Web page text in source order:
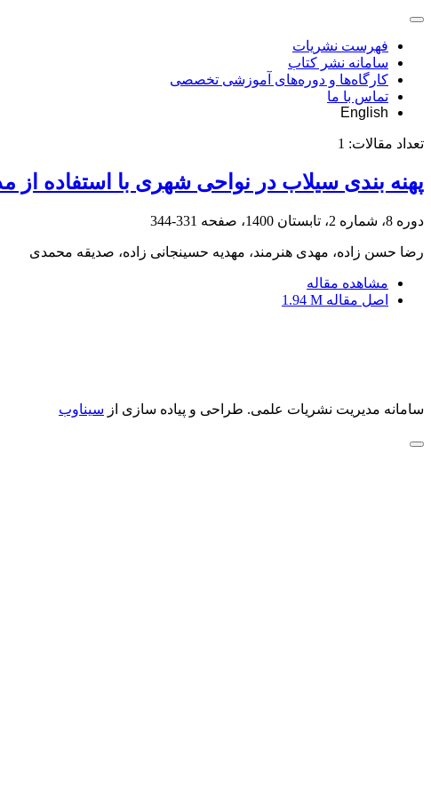
فهرست نشریات
سامانه نشر کتاب
کارگاه‌ها و دوره‌های آموزشی تخصصی
تماس با ما
English
تعداد مقالات: 1
پهنه بندی سیلاب در نواحی شهری با استفاده
دوره 8، شماره 2، تابستان 1400، صفحه 331-344
رضا حسن زاده، مهدی هنرمند، مهدیه حسینجانی زاده، صدیقه محمدی
مشاهده مقاله
اصل مقاله 1.94 M
سامانه مدیریت نشریات علمی. طراحی و پیاده سازی از سیناوب